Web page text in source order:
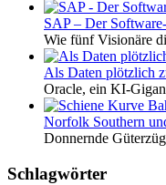
SAP – Der
Wie fünf Visionäre
Als Daten plötzlich
Oracle, ein KI-
Norfolk Southern
Donnernde
Schlagwörter